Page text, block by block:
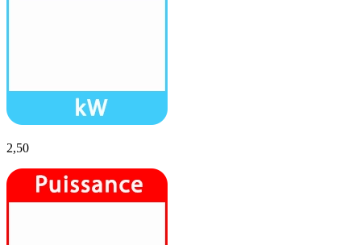
2,50